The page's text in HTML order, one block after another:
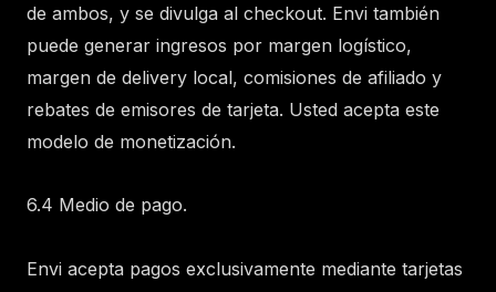
de ambos, y se divulga al checkout. Envi también
puede generar ingresos por margen logístico,
margen de delivery local, comisiones de afiliado y
rebates de emisores de tarjeta. Usted acepta este
modelo de monetización.
6.4 Medio de pago.
Envi acepta pagos exclusivamente mediante tarjetas